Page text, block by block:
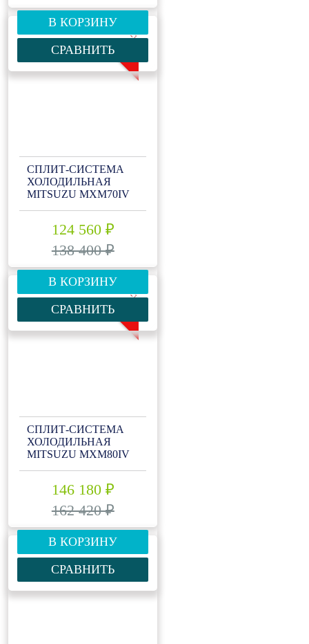
В КОРЗИНУ
СРАВНИТЬ
-10%
СПЛИТ-СИСТЕМА
ХОЛОДИЛЬНАЯ
MITSUZU MXM70IV
124 560 ₽
138 400 ₽
В КОРЗИНУ
СРАВНИТЬ
-10%
СПЛИТ-СИСТЕМА
ХОЛОДИЛЬНАЯ
MITSUZU MXM80IV
146 180 ₽
162 420 ₽
В КОРЗИНУ
СРАВНИТЬ